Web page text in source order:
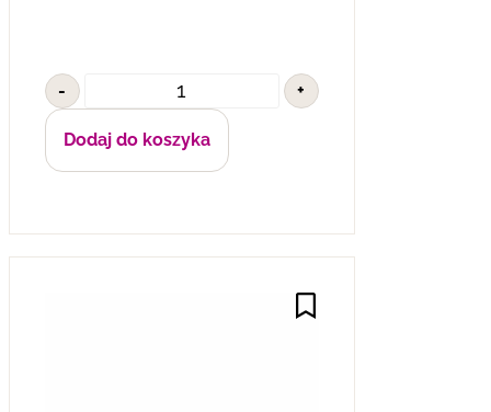
- +
Dodaj do koszyka